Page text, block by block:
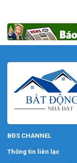
mua? Tin tức 24h
BĐS CHANNEL
Thông tin liên lạc